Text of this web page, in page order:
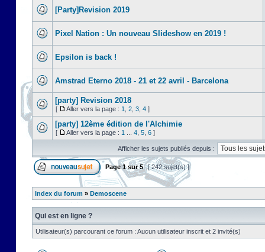
[Party]Revision 2019
Pixel Nation : Un nouveau Slideshow en 2019 !
Epsilon is back !
Amstrad Eterno 2018 - 21 et 22 avril - Barcelona
[party] Revision 2018
[ Aller vers la page : 1 2 3 4 ]
[party] 12ème édition de l'Alchimie
[ Aller vers la page : 1 4 5 6 ]
Afficher les sujets publiés depuis :
Page1sur5 [ 242 sujet(s) ]
Index du forum » Demoscene
Qui est en ligne ?
Utilisateur(s) parcourant ce forum : Aucun utilisateur inscrit et 2 invité(s)